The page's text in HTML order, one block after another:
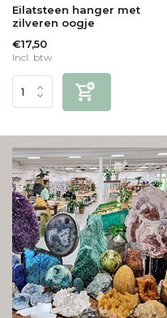
Eilatsteen hanger met
zilveren oogje
€17,50
Incl. btw